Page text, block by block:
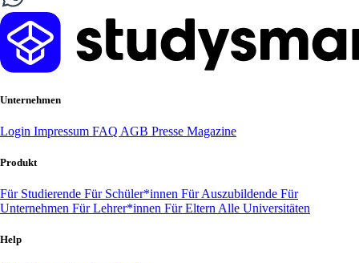
Unternehmen
Login Impressum FAQ AGB Presse Magazine
Produkt
Für Studierende Für Schüler*innen Für Auszubildende Für
Unternehmen Für Lehrer*innen Für Eltern Alle Universitäten
Help